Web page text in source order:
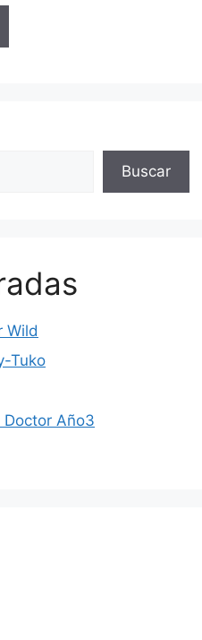
Buscar
Wild
Tuko
Doctor Año3